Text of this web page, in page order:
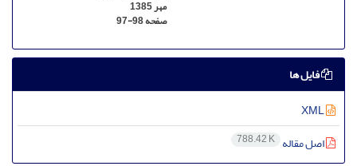
مهر 1385
صفحه97-98
فایل ها
اصل مقاله 788.42 K